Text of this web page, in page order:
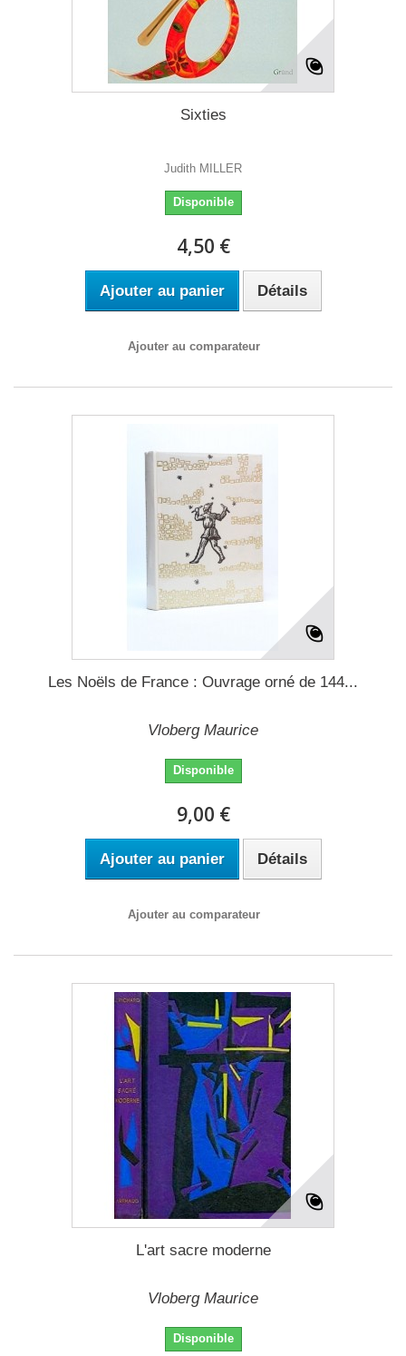
Sixties
Judith MILLER
Disponible
4,50 €
Ajouter au panier Détails
Ajouter au comparateur
Les Noëls de France : Ouvrage orné de 144...
Vloberg Maurice
Disponible
9,00 €
Ajouter au panier Détails
Ajouter au comparateur
L'art sacre moderne
Vloberg Maurice
Disponible